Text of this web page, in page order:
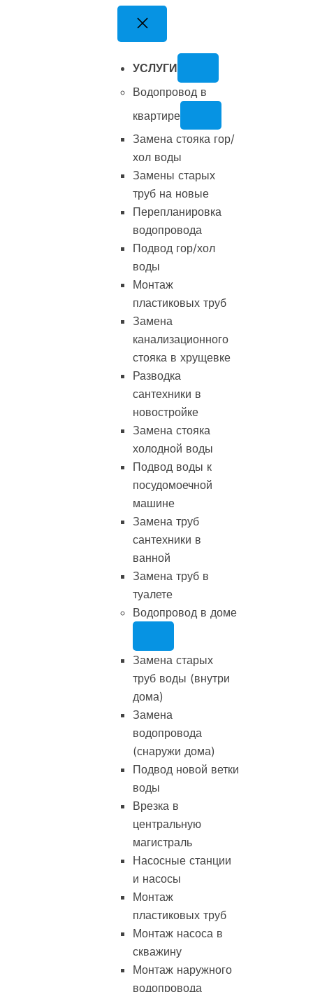
УСЛУГИ
Водопровод в
квартире
Замена стояка гор/
хол воды
Замены старых
труб на новые
Перепланировка
водопровода
Подвод гор/хол
воды
Монтаж
пластиковых труб
Замена
канализационного
стояка в хрущевке
Разводка
сантехники в
новостройке
Замена стояка
холодной воды
Подвод воды к
посудомоечной
машине
Замена труб
сантехники в
ванной
Замена труб в
туалете
Водопровод в доме
Замена старых
труб воды (внутри
дома)
Замена
водопровода
(снаружи дома)
Подвод новой ветки
воды
Врезка в
центральную
магистраль
Насосные станции
и насосы
Монтаж
пластиковых труб
Монтаж насоса в
скважину
Монтаж наружного
водопровода